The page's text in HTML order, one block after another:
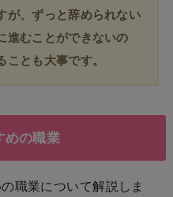
が、ずっと辞められない
進むことができないの
とも大事です。
めの職業
職業について解説しま